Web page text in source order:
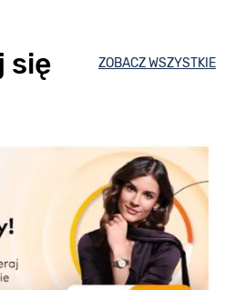
się ZOBACZ WSZYSTKIE